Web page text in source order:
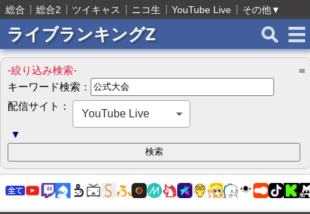
総合 総合2 ツイキャス ニコ生 YouTube Live その他▼
ライブランキングZ
-絞り込み検索-
＝
キーワード検索：
配信サイト：
YouTube Live
▼